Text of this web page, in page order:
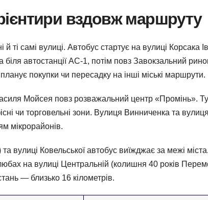
вздовж маршруту
самі вулиці. Автобус стартує на вулиці Корсака
автостанції АС-1, потім повз Завокзальний
покупки чи пересадку на інші міські маршрути.
Мойсея повз розважальний центр «Промінь».
чи торговельні зони. Вулиця Винниченка та вулиця
мікрорайонів.
вулиці Ковельської автобус виїжджає за межі міста.
на вулиці Центральній (колишня 40 років
— близько 16 кілометрів.